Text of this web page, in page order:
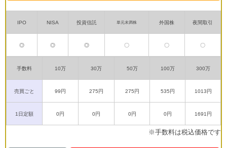
IPO NISA 投資信託 単元未満株 外国株 夜間取引
◎ ◎ ◎ 〇 〇 〇
手数料 10万 30万 50万 100万 300万
売買ごと 99円 275円 275円 535円 1013円
1日定額 0円 0円 0円 0円 1691円
※手数料は税込価格です